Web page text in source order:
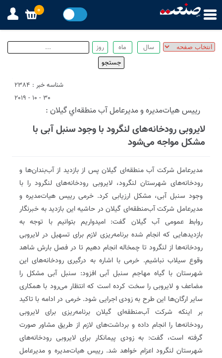
شناسه خبر : 2384
30 - 10 - 2019
رييس هيات‌مديره و مديرعامل آب منطقه‌اي گيلان :
لایروبی رودخانه‌های لنگرود با وجود سنبل آبی با
مشکل مواجه می‌شود
مدیرعامل شرکت آب منطقه‌ای گیلان پس از بازدید از آب‌‌بندان‌ها و
رودخانه‌های شهرستان لنگرود‌، لایروبی رودخانه‌های لنگرود را با
وجود سنبل آبی، مشکل ارزیابی کرد. خرمی رییس هیات‌مدیره و
مدیرعامل شرکت آب‌منطقه‌ای گیلان در حاشیه این بازدید به خبرنگار
روابط عمومی آب گیلان گفت: امیدواریم بتوانیم با توجه به
بازدیدهایی که انجام شده برنامه‌ریزی لازم برای تسهیل در لایروبی
رودخانه‌ها از لنگرود تا چمخاله انجام دهیم تا در فصل بارش شاهد
وقوع سیلاب نباشیم. خرمی با اشاره به درگیری رودخانه‌های این
شهرستان با گیاه مهاجم سنبل آبی افزود: سنبل آبی مشکل را
مضاعف و لایروبی را سخت کرده است که انتظار می‌رود با همکاری
سایر ارگان‌ها این طرح به زودی اجرایی شود. خرمی در ادامه با تاکید
بر اینکه شرکت آب‌منطقه‌ای گیلان برنامه‌ریزی برای لایروبی
رودخانه‌ها را انجام داده و برداشت‌های لازم از طریق مشاور صورت
گرفته است، گفت: به زودی پیمانکار برای لایروبی رودخانه‌های
شهرستان لنگرود اعزام خواهد شد. رییس هیات‌مدیره و مدیرعامل
0